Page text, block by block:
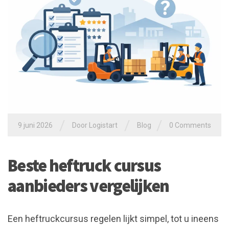
9 juni 2026 Door Logistart Blog 0 Comments
Beste heftruck cursus
aanbieders vergelijken
Een heftruckcursus regelen lijkt simpel, tot u ineens